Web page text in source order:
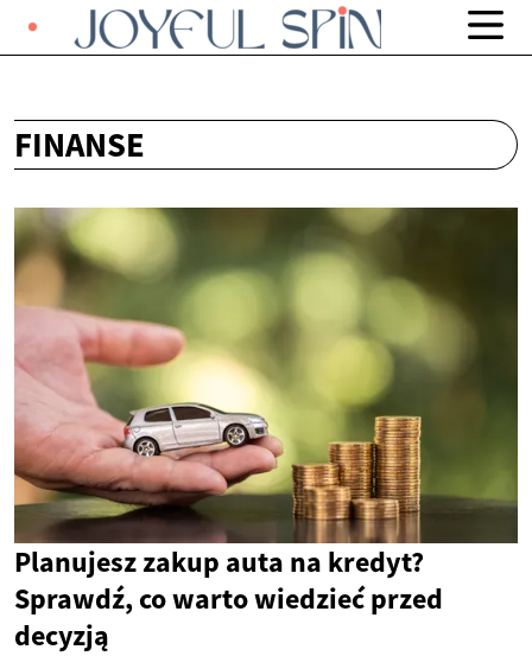
FINANSE
Planujesz zakup auta na kredyt?
Sprawdź, co warto wiedzieć przed
decyzją